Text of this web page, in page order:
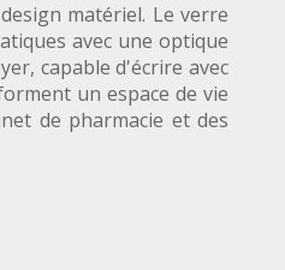
matériel. Le verre
avec une optique
capable d'écrire avec
un espace de vie
de pharmacie et des